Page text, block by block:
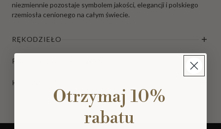
niezmiennie pozostaje symbolem jakości, elegancji i polskiego
rzemiosła cenionego na całym świecie.
RĘKODZIEŁO
PROCES PROJEKTOWANIA
KROSNO DZISIAJ
Otrzymaj 10%
rabatu